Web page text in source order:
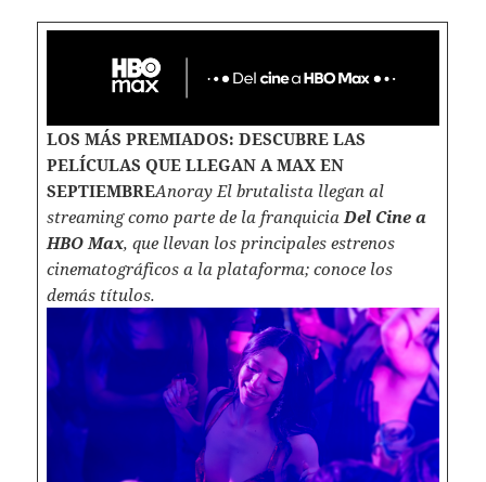
LOS MÁS PREMIADOS: DESCUBRE LAS
PELÍCULAS QUE LLEGAN A MAX EN
SEPTIEMBREAnoray El brutalista llegan al
streaming como parte de la franquiciaDel Cine a
HBO Max, que llevan los principales estrenos
cinematográficos a la plataforma; conoce los
demás títulos.